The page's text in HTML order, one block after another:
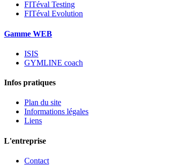
FITéval Testing
FITéval Evolution
Gamme WEB
ISIS
GYMLINE coach
Infos pratiques
Plan du site
Informations légales
Liens
L'entreprise
Contact